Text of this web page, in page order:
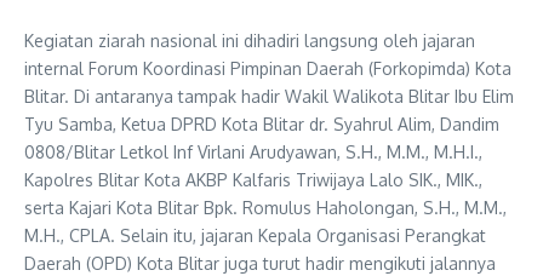
Kegiatan ziarah nasional ini dihadiri langsung oleh jajaran
internal Forum Koordinasi Pimpinan Daerah (Forkopimda) Kota
Blitar. Di antaranya tampak hadir Wakil Walikota Blitar Ibu Elim
Tyu Samba, Ketua DPRD Kota Blitar dr. Syahrul Alim, Dandim
0808/Blitar Letkol Inf Virlani Arudyawan, S.H., M.M., M.H.I.,
Kapolres Blitar Kota AKBP Kalfaris Triwijaya Lalo SIK., MIK.,
serta Kajari Kota Blitar Bpk. Romulus Haholongan, S.H., M.M.,
M.H., CPLA. Selain itu, jajaran Kepala Organisasi Perangkat
Daerah (OPD) Kota Blitar juga turut hadir mengikuti jalannya